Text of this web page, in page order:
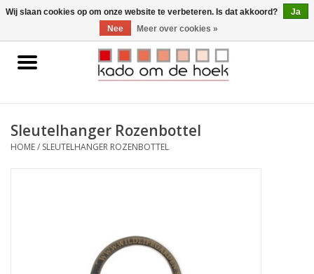
0 Artikelen - €0,00
Home
Gadgets
Sleutelhanger Rozenbottel
HOME/ SLEUTELHANGER ROZENBOTTEL
Wij slaan cookies op om onze website te verbeteren. Is dat akkoord?
Ja
Nee
Meer over cookies »